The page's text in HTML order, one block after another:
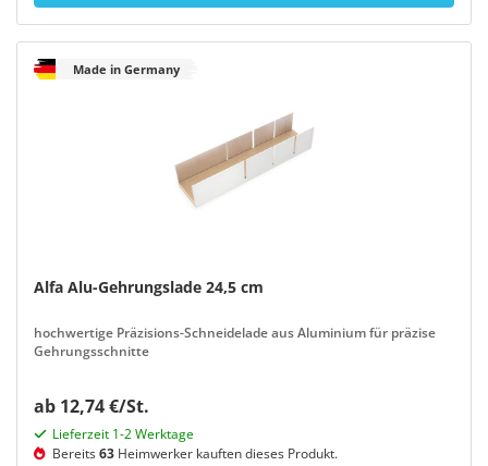
Made in Germany
Alfa Alu-Gehrungslade 24,5 cm
hochwertige Präzisions-Schneidelade aus Aluminium für präzise
Gehrungsschnitte
ab 12,74 €/St.
Lieferzeit 1-2 Werktage
Bereits63 Heimwerker kauften dieses Produkt.